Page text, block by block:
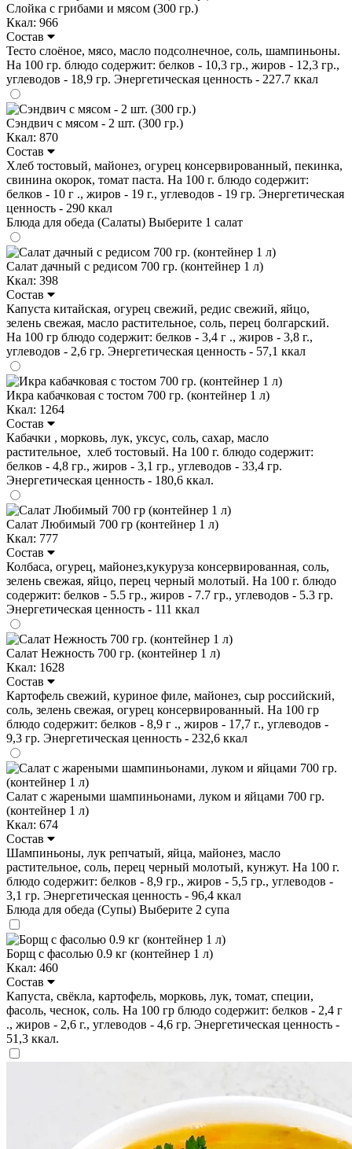
Слойка с грибами и мясом (300 гр.)
Ккал: 966
Состав
Тесто слоёное, мясо, масло подсолнечное, соль, шампиньоны.
На 100 гр. блюдо содержит: белков - 10,3 гр., жиров - 12,3 гр.,
углеводов - 18,9 гр. Энергетическая ценность - 227.7 ккал
Сэндвич с мясом - 2 шт. (300 гр.)
Ккал: 870
Состав
Хлеб тостовый, майонез, огурец консервированный, пекинка,
свинина окорок, томат паста. На 100 г. блюдо содержит:
белков - 10 г ., жиров - 19 г., углеводов - 19 гр. Энергетическая
ценность - 290 ккал
Блюда для обеда (Салаты) Выберите 1 салат
Салат дачный с редисом 700 гр. (контейнер 1 л)
Ккал: 398
Состав
Капуста китайская, огурец свежий, редис свежий, яйцо,
зелень свежая, масло растительное, соль, перец болгарский.
На 100 гр блюдо содержит: белков - 3,4 г ., жиров - 3,8 г.,
углеводов - 2,6 гр. Энергетическая ценность - 57,1 ккал
Икра кабачковая с тостом 700 гр. (контейнер 1 л)
Ккал: 1264
Состав
Кабачки , морковь, лук, уксус, соль, сахар, масло
растительное, хлеб тостовый. На 100 г. блюдо содержит:
белков - 4,8 гр., жиров - 3,1 гр., углеводов - 33,4 гр.
Энергетическая ценность - 180,6 ккал.
Салат Любимый 700 гр (контейнер 1 л)
Ккал: 777
Состав
Колбаса, огурец, майонез,кукуруза консервированная, соль,
зелень свежая, яйцо, перец черный молотый. На 100 г. блюдо
содержит: белков - 5.5 гр., жиров - 7.7 гр., углеводов - 5.3 гр.
Энергетическая ценность - 111 ккал
Салат Нежность 700 гр. (контейнер 1 л)
Ккал: 1628
Состав
Картофель свежий, куриное филе, майонез, сыр российский,
соль, зелень свежая, огурец консервированный. На 100 гр
блюдо содержит: белков - 8,9 г ., жиров - 17,7 г., углеводов -
9,3 гр. Энергетическая ценность - 232,6 ккал
Салат с жареными шампиньонами, луком и яйцами 700 гр.
(контейнер 1 л)
Ккал: 674
Состав
Шампиньоны, лук репчатый, яйца, майонез, масло
растительное, соль, перец черный молотый, кунжут. На 100 г.
блюдо содержит: белков - 8,9 гр., жиров - 5,5 гр., углеводов -
3,1 гр. Энергетическая ценность - 96,4 ккал
Блюда для обеда (Супы) Выберите 2 супа
Борщ с фасолью 0.9 кг (контейнер 1 л)
Ккал: 460
Состав
Капуста, свёкла, картофель, морковь, лук, томат, специи,
фасоль, чеснок, соль. На 100 гр блюдо содержит: белков - 2,4 г
., жиров - 2,6 г., углеводов - 4,6 гр. Энергетическая ценность -
51,3 ккал.